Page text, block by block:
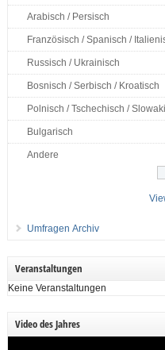
Arabisch / Persisch
Französisch / Spanisch /
Russisch / Ukrainisch
Bosnisch / Serbisch / Kroatisch
Polnisch / Tschechisch /
Bulgarisch
Andere
Umfragen Archiv
Veranstaltungen
Keine Veranstaltungen
Video des Jahres